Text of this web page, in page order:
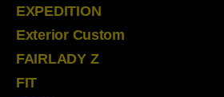
EXPEDITION
Exterior Custom
FAIRLADY Z
FIT